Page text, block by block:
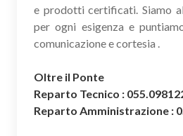
e prodotti certificati. Siamo
per ogni esigenza e
comunicazione e cortesia .
Oltre il Ponte
Reparto Tecnico :
Reparto Amministrazione :